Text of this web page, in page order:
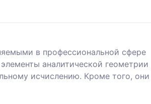
в профессиональной сфере
аналитической геометрии
исчислению. Кроме того, они